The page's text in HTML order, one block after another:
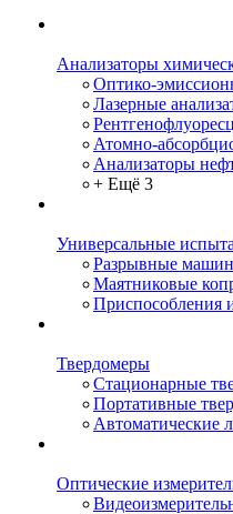
Анализаторы
Оптико-
Лазерные
Атомно-
Анализаторы
+ Ещё 3
Универсальные
Разрывные
Маятниковые
Приспособления
Твердомеры
Стационарные
Портативные
Автоматические
Оптические